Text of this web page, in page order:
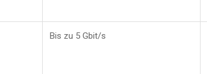
Bis zu 5 Gbit/s